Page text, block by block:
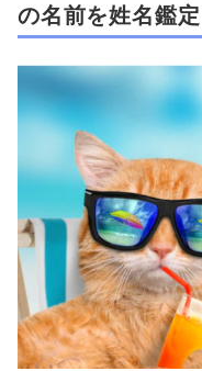
の名前を姓名鑑定